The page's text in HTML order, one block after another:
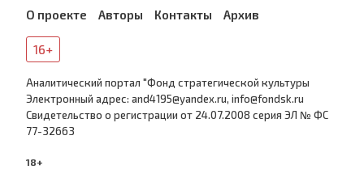
О проекте Авторы Контакты Архив
16+
Аналитический портал "Фонд стратегической культуры
Электронный адрес: and4195@yandex.ru, info@fondsk.ru
Cвидетельство о регистрации от 24.07.2008 серия ЭЛ № ФС
77-32663
18+